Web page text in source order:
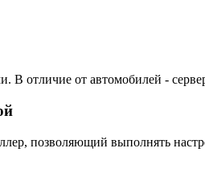
В отличие от автомобилей -
позволяющий выполнять